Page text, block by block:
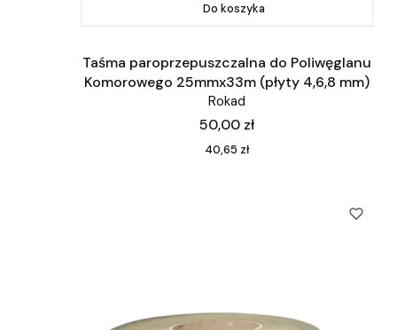
Do koszyka
Taśma paroprzepuszczalna do Poliwęglanu
Komorowego 25mmx33m (płyty 4,6,8 mm)
Rokad
Cena
50,00 zł
Cena
40,65 zł